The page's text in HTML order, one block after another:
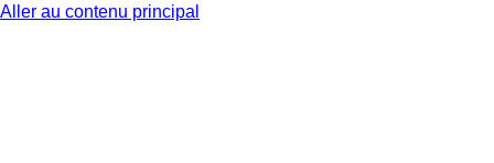
Aller au contenu principal